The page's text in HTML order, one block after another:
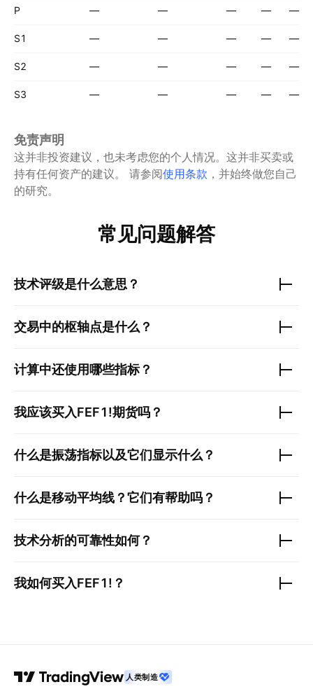
P — — — — —
S1 — — — — —
S2 — — — — —
S3 — — — — —
免责声明
这并非投资建议，也未考虑您的个人情况。这并非买卖或
持有任何资产的建议。
请参阅使用条款 ，并始终做您自己
的研究。
常见问题解答
技术评级是什么意思？
交易中的枢轴点是什么？
计算中还使用哪些指标？
我应该买入FEF1!期货吗？
什么是振荡指标以及它们显示什么？
什么是移动平均线？它们有帮助吗？
技术分析的可靠性如何？
我如何买入FEF1! ？
人类制造